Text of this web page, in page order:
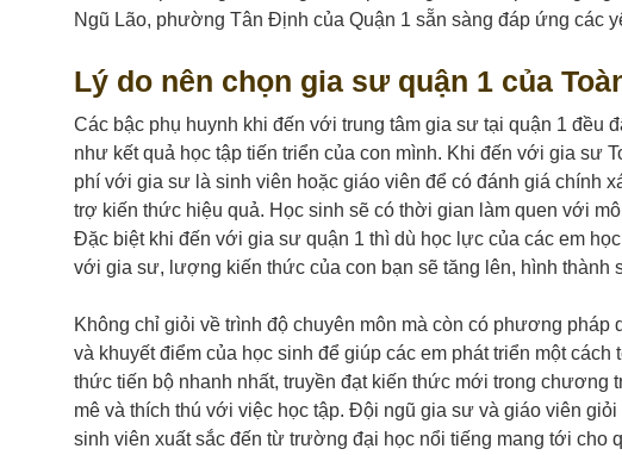
Ngũ Lão, phường Tân Định của Quận 1 sẵn sàng đáp ứng các
Lý do nên chọn gia sư quận 1 của
Các bậc phụ huynh khi đến với trung tâm gia sư tại quận 1
như kết quả học tập tiến triển của con mình. Khi đến với gia sư
phí với gia sư là sinh viên hoặc giáo viên để có đánh giá chính
trợ kiến thức hiệu quả. Học sinh sẽ có thời gian làm quen với
Đặc biệt khi đến với gia sư quận 1 thì dù học lực của các em
với gia sư, lượng kiến thức của con bạn sẽ tăng lên, hình thành
Không chỉ giỏi về trình độ chuyên môn mà còn có phương
và khuyết điểm của học sinh để giúp các em phát triển một
thức tiến bộ nhanh nhất, truyền đạt kiến thức mới trong chương
mê và thích thú với việc học tập. Đội ngũ gia sư và giáo viên
sinh viên xuất sắc đến từ trường đại học nổi tiếng mang tới cho